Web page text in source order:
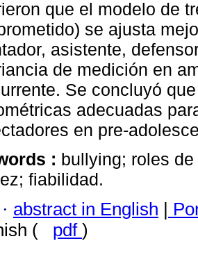
que el modelo de
se ajusta
asistente,
de medición en
Se concluyó
adecuadas
en pre-
: bullying; roles
fiabilidad.
· abstract in English |
(
pdf )